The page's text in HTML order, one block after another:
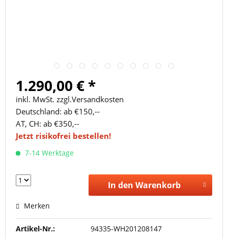
1.290,00 € *
inkl. MwSt. zzgl.Versandkosten
Deutschland: ab €150,--
AT, CH: ab €350,--
Jetzt risikofrei bestellen!
7-14 Werktage
In den Warenkorb
Merken
Artikel-Nr.: 94335-WH201208147